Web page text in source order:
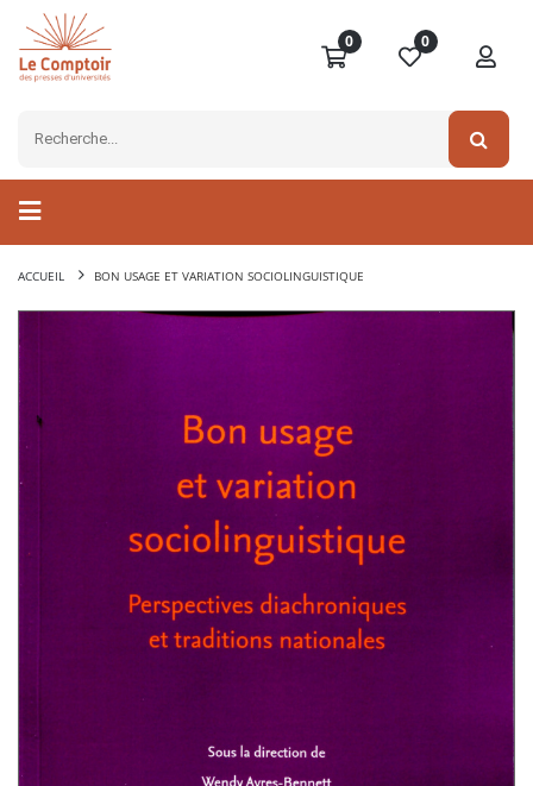
0 0
ACCUEIL BON USAGE ET VARIATION SOCIOLINGUISTIQUE